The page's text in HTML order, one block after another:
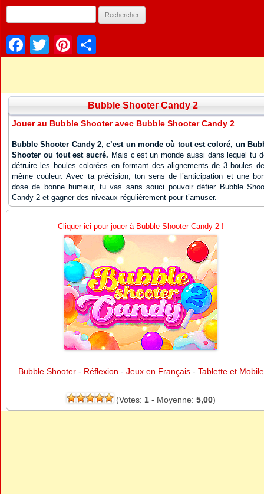
Facebook
TwitterPinterest
Bubble Shooter Candy 2
Jouer au Bubble Shooter avec Bubble Shooter Candy 2
Bubble Shooter Candy 2, c’est un monde où tout est coloré, un
Shooter ou tout est sucré. Mais c’est un monde aussi dans lequel tu
détruire les boules colorées en formant des alignements de 3 boules
même couleur. Avec ta précision, ton sens de l’anticipation et une
dose de bonne humeur, tu vas sans souci pouvoir défier Bubble
Candy 2 et gagner des niveaux régulièrement pour t’amuser.
Cliquer ici pour jouer à Bubble Shooter Candy 2 !
Bubble Shooter- Réflexion - Jeux en Français- Tablette et Mobile
(Votes: 1- Moyenne: 5,00)